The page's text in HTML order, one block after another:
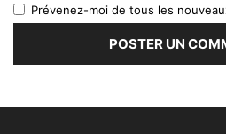
Prévenez-moi de tous les